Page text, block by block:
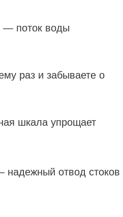
— поток воды
раз и забываете о
шкала упрощает
надежный отвод стоков